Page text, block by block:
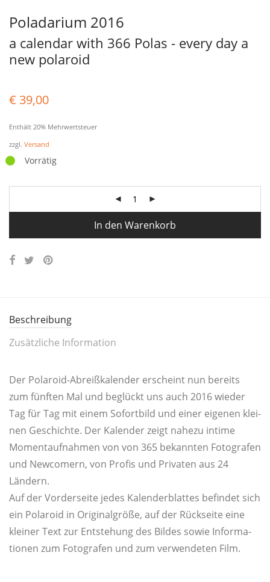
Poladarium 2016
a calendar with 366 Polas - every day a
new polaroid
€ 39,00
Enthält 20% Mehrwertsteuer
zzgl. Versand
Vorrätig
In den Warenkorb
Beschreibung
Zusätzliche Information
Der Pola­roid-Abreiß­ka­len­der erscheint nun bereits
zum fünf­ten Mal und beglückt uns auch 2016 wie­der
Tag für Tag mit einem Sofort­bild und einer eige­nen klei­
nen Geschich­te. Der Kalen­der zeigt nahe­zu inti­me
Moment­auf­nah­men von von 365 bekann­ten Foto­gra­fen
und New­co­mern, von Pro­fis und Pri­va­ten aus 24
Ländern.
Auf der Vor­der­sei­te jedes Kalen­der­blat­tes befin­det sich
ein Pola­roid in Ori­gi­nal­grö­ße, auf der Rück­sei­te eine
klei­ner Text zur Ent­ste­hung des Bil­des sowie Infor­ma­
tio­nen zum Foto­gra­fen und zum ver­wen­de­ten Film.